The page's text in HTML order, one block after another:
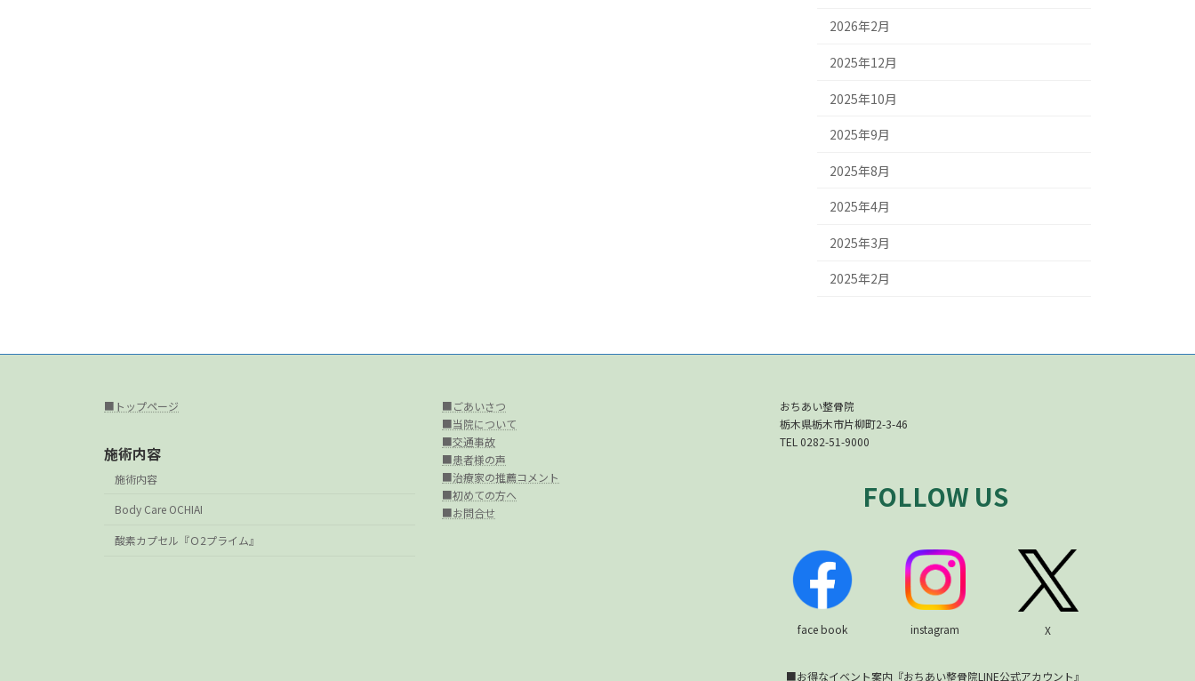
2026年2月
2025年12月
2025年10月
2025年9月
2025年8月
2025年4月
2025年3月
2025年2月
■トップページ
施術内容
施術内容
Body Care OCHIAI
酸素カプセル『Ｏ2プライム』
■ごあいさつ
■当院について
■交通事故
■患者様の声
■治療家の推薦コメント
■初めての方へ
■お問合せ
おちあい整骨院
栃木県栃木市片柳町2-3-46
TEL 0282-51-9000
FOLLOW US
face book instagram X
■お得なイベント案内『おちあい整骨院LINE公式アカウント』